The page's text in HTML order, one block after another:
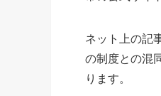
ネット上の記
の制度との混
ります。